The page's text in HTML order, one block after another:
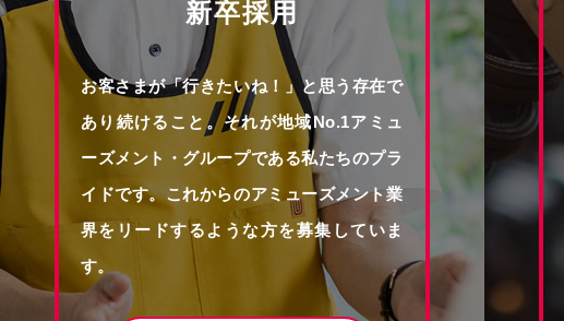
新卒採用
お客さまが「行きたいね！」と思う存在で
あり続けること。それが地域No.1アミュ
ーズメント・グループである私たちのプラ
イドです。これからのアミューズメント業
界をリードするような方を募集していま
す。